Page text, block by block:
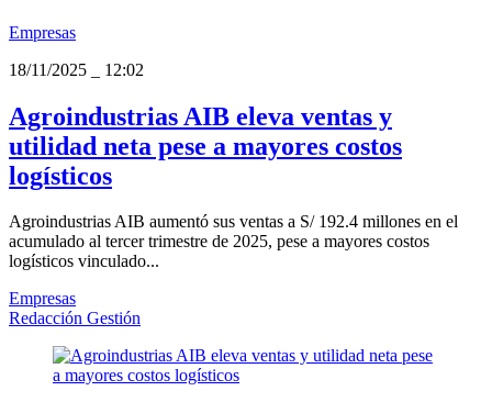
Empresas
18/11/2025
12:02
Agroindustrias AIB eleva ventas y
utilidad neta pese a mayores costos
logísticos
Agroindustrias AIB aumentó sus ventas a S/ 192.4 millones en el
acumulado al tercer trimestre de 2025, pese a mayores costos
logísticos vinculado...
Empresas
Redacción Gestión